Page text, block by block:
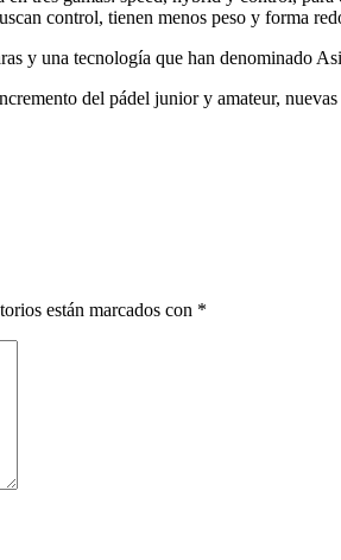
control, tienen menos peso y forma
y una tecnología que han denominado
del pádel junior y amateur,
están marcados con *